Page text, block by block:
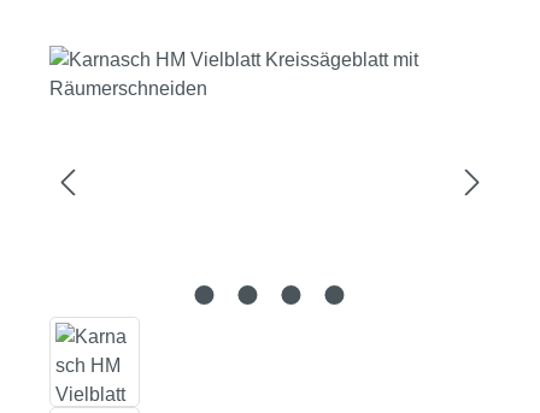
Bildergalerie überspringen